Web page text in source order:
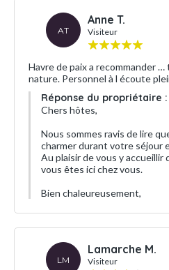
AT
Anne T.
Visiteur
Havre de paix a recommander
nature. Personnel à l écoute
Réponse du propriétaire :
Chers hôtes,
Nous sommes ravis de lire
charmer durant votre séjour
Au plaisir de vous y
vous êtes ici chez vous.
Bien chaleureusement,
LM
Lamarche M.
Visiteur